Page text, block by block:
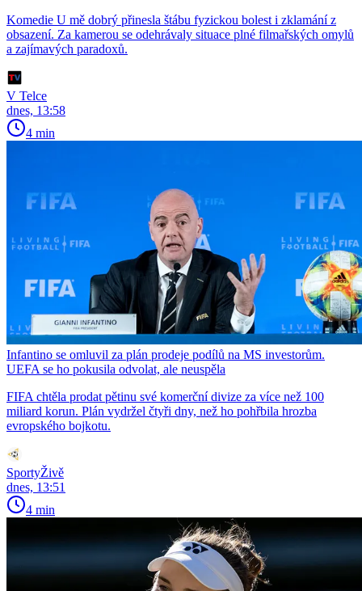
Komedie U mě dobrý přinesla štábu fyzickou bolest i zklamání z
obsazení. Za kamerou se odehrávaly situace plné filmařských omylů
a zajímavých paradoxů.
V Telce
dnes, 13:58
4 min
Infantino se omluvil za plán prodeje podílů na MS investorům.
UEFA se ho pokusila odvolat, ale neuspěla
FIFA chtěla prodat pětinu své komerční divize za více než 100
miliard korun. Plán vydržel čtyři dny, než ho pohřbila hrozba
evropského bojkotu.
SportyŽivě
dnes, 13:51
4 min